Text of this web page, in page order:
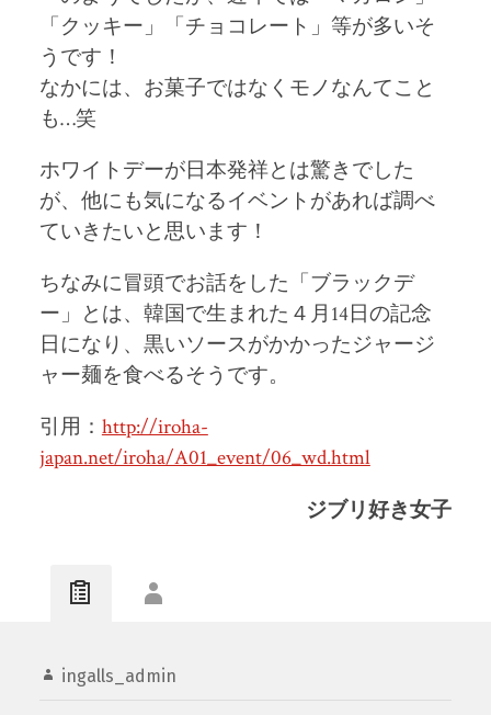
「クッキー」「チョコレート」等が多いそ
うです！
なかには、お菓子ではなくモノなんてこと
も…笑
ホワイトデーが日本発祥とは驚きでした
が、他にも気になるイベントがあれば調べ
ていきたいと思います！
ちなみに冒頭でお話をした「ブラックデ
ー」とは、韓国で生まれた４月14日の記念
日になり、黒いソースがかかったジャージ
ャー麺を食べるそうです。
引用：http://iroha-
japan.net/iroha/A01_event/06_wd.html
ジブリ好き女子
ingalls_admin